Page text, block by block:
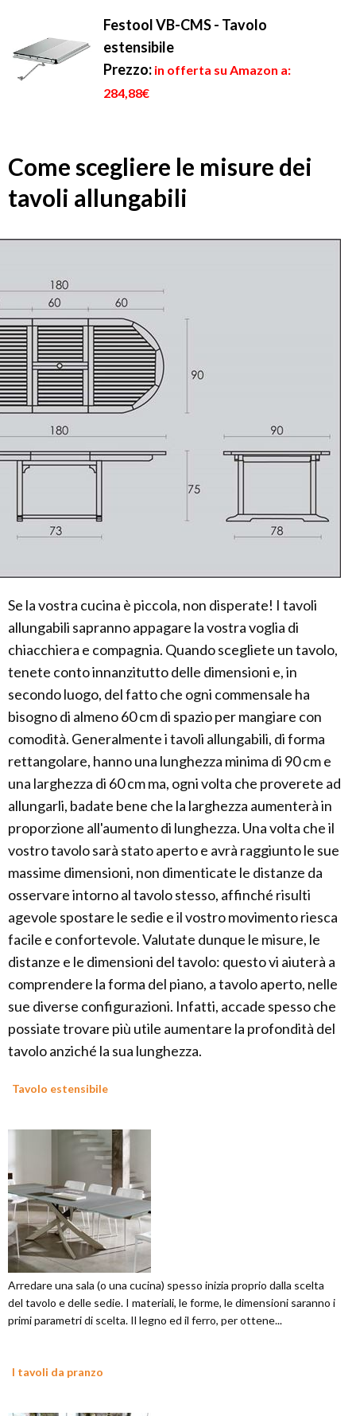
Festool VB-CMS - Tavolo
estensibile
Prezzo: in offerta su Amazon a:
284,88€
Come scegliere le misure dei
tavoli allungabili
Se la vostra cucina è piccola, non disperate! I tavoli
allungabili sapranno appagare la vostra voglia di
chiacchiera e compagnia. Quando scegliete un tavolo,
tenete conto innanzitutto delle dimensioni e, in
secondo luogo, del fatto che ogni commensale ha
bisogno di almeno 60 cm di spazio per mangiare con
comodità. Generalmente i tavoli allungabili, di forma
rettangolare, hanno una lunghezza minima di 90 cm e
una larghezza di 60 cm ma, ogni volta che proverete ad
allungarli, badate bene che la larghezza aumenterà in
proporzione all'aumento di lunghezza. Una volta che il
vostro tavolo sarà stato aperto e avrà raggiunto le sue
massime dimensioni, non dimenticate le distanze da
osservare intorno al tavolo stesso, affinché risulti
agevole spostare le sedie e il vostro movimento riesca
facile e confortevole. Valutate dunque le misure, le
distanze e le dimensioni del tavolo: questo vi aiuterà a
comprendere la forma del piano, a tavolo aperto, nelle
sue diverse configurazioni. Infatti, accade spesso che
possiate trovare più utile aumentare la profondità del
tavolo anziché la sua lunghezza.
Tavolo estensibile
Arredare una sala (o una cucina) spesso inizia proprio dalla scelta
del tavolo e delle sedie. I materiali, le forme, le dimensioni saranno i
primi parametri di scelta. Il legno ed il ferro, per ottene...
I tavoli da pranzo